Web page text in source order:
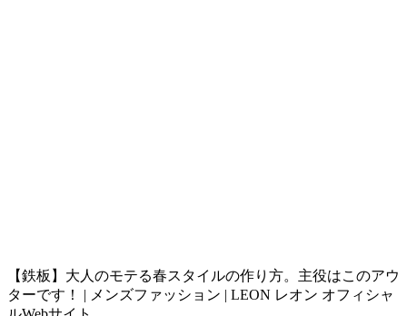
【鉄板】大人のモテる春スタイルの作り方。主役はこのアウ
ターです！ | メンズファッション | LEON レオン オフィシャ